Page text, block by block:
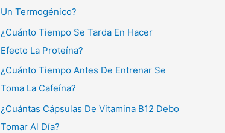
Un Termogénico?
¿Cuánto Tiempo Se Tarda En Hacer
Efecto La Proteína?
¿Cuánto Tiempo Antes De Entrenar Se
Toma La Cafeína?
¿Cuántas Cápsulas De Vitamina B12 Debo
Tomar Al Día?